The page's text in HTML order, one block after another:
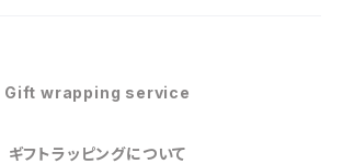
Gift wrapping service
ギフトラッピングについて